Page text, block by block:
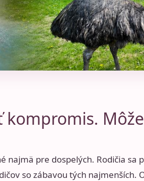
pre dospelých. Rodičia sa
so zábavou tých najmenších.